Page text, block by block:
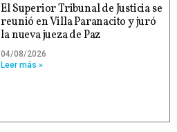
El Superior Tribunal de Justicia se
reunió en Villa Paranacito y juró
la nueva jueza de Paz
04/08/2026
Leer más »